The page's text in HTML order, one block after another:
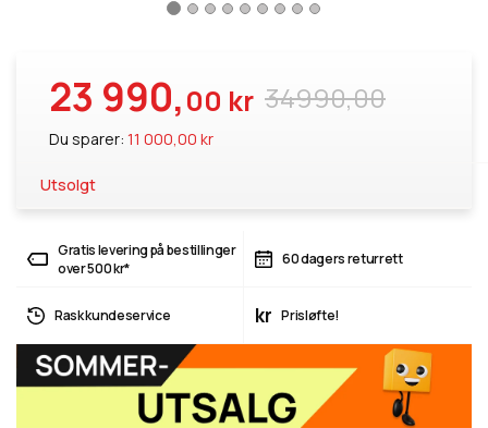
34990,00
23 990,00 kr
Du sparer: 11 000,00 kr
Utsolgt
Gratis levering på bestillinger
over 500 kr*
60 dagers returrett
Rask kundeservice kr Prisløfte!